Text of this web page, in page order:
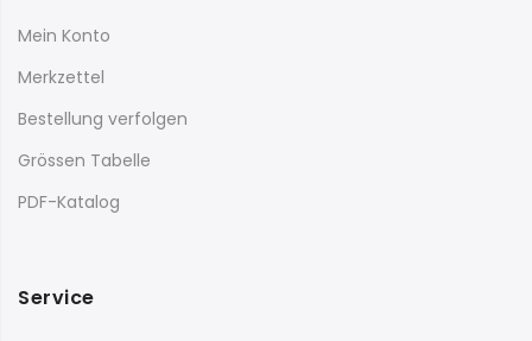
Mein Konto
Merkzettel
Bestellung verfolgen
Grössen Tabelle
PDF-Katalog
Service